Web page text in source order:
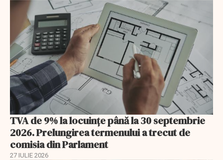
TVA de 9% la locuințe până la 30 septembrie
2026. Prelungirea termenului a trecut de
comisia din Parlament
27 IULIE 2026